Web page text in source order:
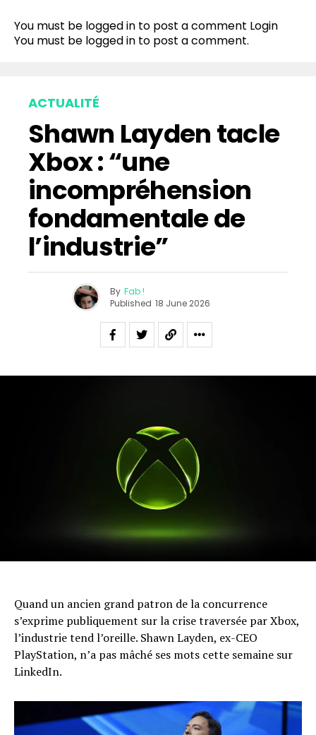
You must be logged in to post a comment Login
You must be logged in to post a comment.
ACTUALITÉ
Shawn Layden tacle
Xbox : “une
incompréhension
fondamentale de
l’industrie”
By Fab !
Published 18 June 2026
Quand un ancien grand patron de la concurrence
s’exprime publiquement sur la crise traversée par Xbox,
l’industrie tend l’oreille. Shawn Layden, ex-CEO
PlayStation, n’a pas mâché ses mots cette semaine sur
LinkedIn.